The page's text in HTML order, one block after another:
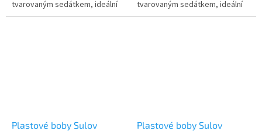
tvarovaným sedátkem, ideální
pro dětské zimní radovánky.
tvarovaným sedátkem, ideální
pro dětské zimní radovánky.
Plastové boby Sulov
Plastové boby Sulov